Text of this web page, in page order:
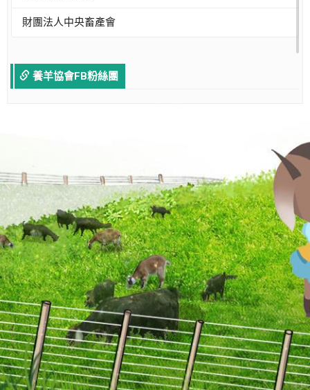
財團法人中央畜產會
養羊協會FB粉絲團